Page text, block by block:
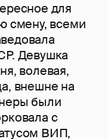
для
смену, всеми
Девушка
волевая,
внешне на
были
с
ВИП,